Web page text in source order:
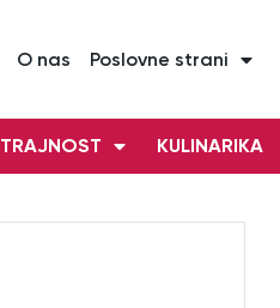
O nas Poslovne strani
TRAJNOST KULINARIKA